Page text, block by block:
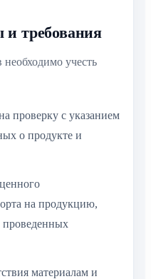
требования
учесть
проверку с указанием
о продукте и
на продукцию,
проведенных
материалам и